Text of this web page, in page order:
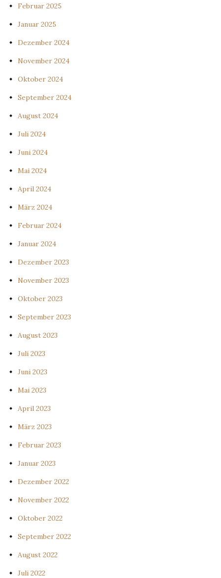
Februar 2025
Januar 2025
Dezember 2024
November 2024
Oktober 2024
September 2024
August 2024
Juli 2024
Juni 2024
Mai 2024
April 2024
März 2024
Februar 2024
Januar 2024
Dezember 2023
November 2023
Oktober 2023
September 2023
August 2023
Juli 2023
Juni 2023
Mai 2023
April 2023
März 2023
Februar 2023
Januar 2023
Dezember 2022
November 2022
Oktober 2022
September 2022
August 2022
Juli 2022